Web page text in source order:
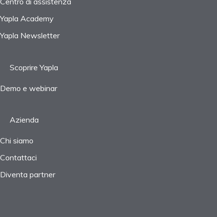
Yapla Academy
Yapla Newsletter
Scoprire Yapla
Demo e webinar
Azienda
Chi siamo
Contattaci
Diventa partner